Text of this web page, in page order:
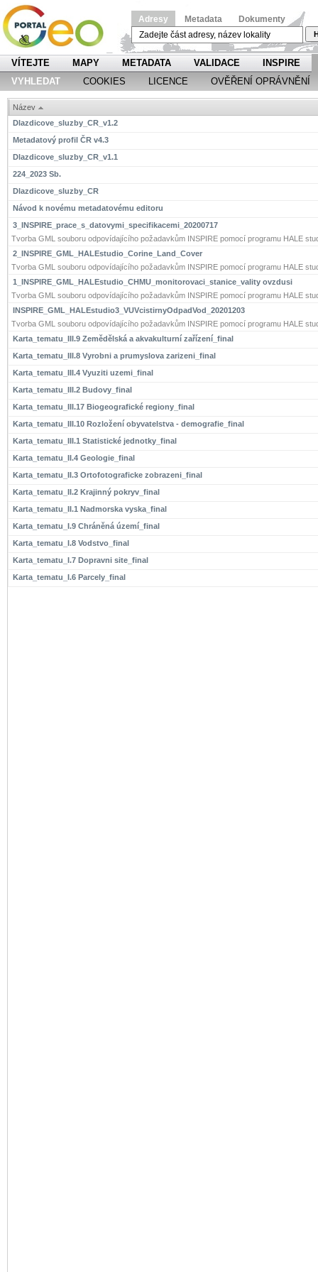
Adresy Metadata Dokumenty
VÍTEJTE MAPY METADATA VALIDACE
INSPIRE
VYHLEDAT
COOKIES LICENCE OVĚŘENÍ OPRÁVNĚNÍ
Název
Dlazdicove_sluzby_CR_v1.2
Metadatový profil ČR v4.3
Dlazdicove_sluzby_CR_v1.1
224_2023 Sb.
Dlazdicove_sluzby_CR
Návod k novému metadatovému editoru
3_INSPIRE_prace_s_datovymi_specifikacemi_20200717
Tvorba GML souboru odpovídajícího požadavkům INSPIRE pomocí programu HALE
2_INSPIRE_GML_HALEstudio_Corine_Land_Cover
Tvorba GML souboru odpovídajícího požadavkům INSPIRE pomocí programu HALE
1_INSPIRE_GML_HALEstudio_CHMU_monitorovaci_stanice_vality ovzdusi
Tvorba GML souboru odpovídajícího požadavkům INSPIRE pomocí programu HALE
INSPIRE_GML_HALEstudio3_VUVcistirnyOdpadVod_20201203
Tvorba GML souboru odpovídajícího požadavkům INSPIRE pomocí programu HALE
Karta_tematu_III.9 Zemědělská a akvakulturní zařízení_final
Karta_tematu_III.8 Vyrobni a prumyslova zarizeni_final
Karta_tematu_III.4 Vyuziti uzemi_final
Karta_tematu_III.2 Budovy_final
Karta_tematu_III.17 Biogeografické regiony_final
Karta_tematu_III.10 Rozložení obyvatelstva - demografie_final
Karta_tematu_III.1 Statistické jednotky_final
Karta_tematu_II.4 Geologie_final
Karta_tematu_II.3 Ortofotograficke zobrazeni_final
Karta_tematu_II.2 Krajinný pokryv_final
Karta_tematu_II.1 Nadmorska vyska_final
Karta_tematu_I.9 Chráněná území_final
Karta_tematu_I.8 Vodstvo_final
Karta_tematu_I.7 Dopravni site_final
Karta_tematu_I.6 Parcely_final